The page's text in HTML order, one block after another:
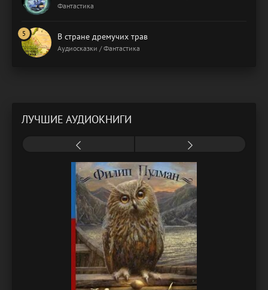
Фантастика
В стране дремучих трав
Аудиосказки / Фантастика
ЛУЧШИЕ АУДИОКНИГИ